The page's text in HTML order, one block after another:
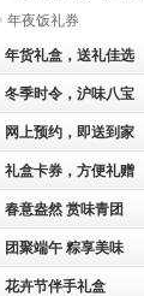
年夜饭礼券
年货礼盒，送礼佳选
冬季时令，沪味八宝
网上预约，即送到家
礼盒卡券，方便礼赠
春意盎然 赏味青团
团聚端午 粽享美味
花卉节伴手礼盒